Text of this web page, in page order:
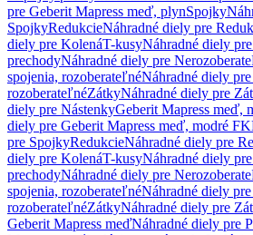
pre Geberit Mapress meď, plynSpojky
SpojkyRedukcieNáhradné diely pre
diely pre KolenáT-kusyNáhradné diely
prechodyNáhradné diely pre
spojenia, rozoberateľnéNáhradné diely
rozoberateľnéZátkyNáhradné diely pre
diely pre NástenkyGeberit Mapress meď,
diely pre Geberit Mapress meď, modré
pre SpojkyRedukcieNáhradné diely pre
diely pre KolenáT-kusyNáhradné diely
prechodyNáhradné diely pre
spojenia, rozoberateľnéNáhradné diely
rozoberateľnéZátkyNáhradné diely pre
Geberit Mapress meďNáhradné diely pre